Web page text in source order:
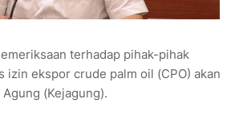
terhadap pihak-pihak
izin ekspor crude palm oil (CPO) akan
(Kejagung).